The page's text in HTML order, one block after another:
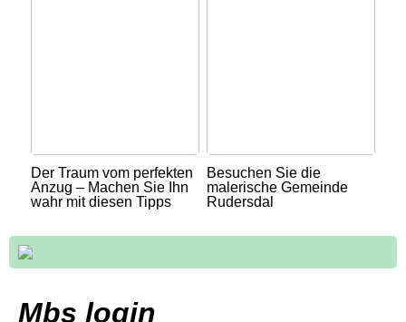
Der Traum vom perfekten
Anzug – Machen Sie Ihn
wahr mit diesen Tipps
Besuchen Sie die
malerische Gemeinde
Rudersdal
Mbs login